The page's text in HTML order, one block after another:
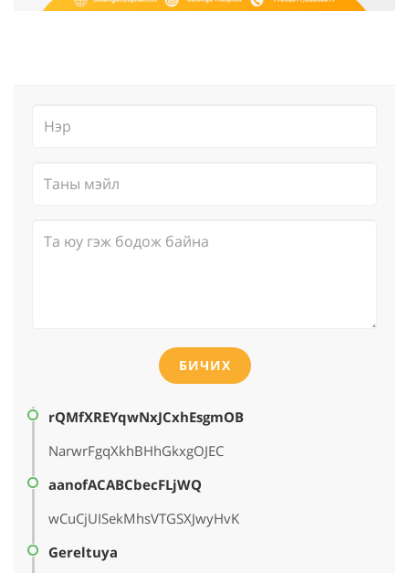
БИЧИХ
rQMfXREYqwNxJCxhEsgmOB
NarwrFgqXkhBHhGkxgOJEC
aanofACABCbecFLjWQ
wCuCjUISekMhsVTGSXJwyHvK
Gereltuya